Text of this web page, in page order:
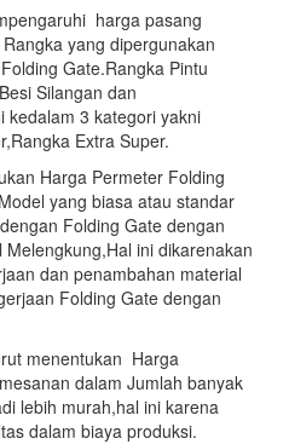
harga pasang
yang dipergunakan
Gate.Rangka Pintu
Silangan dan
kedalam 3 kategori yakni
Extra Super.
Harga Permeter Folding
yang biasa atau standar
Folding Gate dengan
ini dikarenakan
dan penambahan material
Folding Gate dengan
menentukan Harga
dalam Jumlah banyak
lebih murah,hal ini karena
dalam biaya produksi.